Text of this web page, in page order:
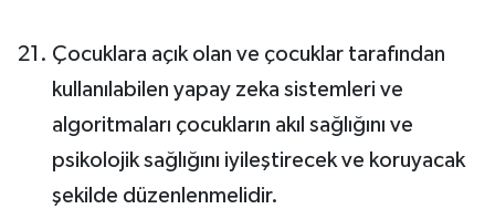
Çocuklara açık olan ve çocuklar tarafından
kullanılabilen yapay zeka sistemleri ve
algoritmaları çocukların akıl sağlığını ve
psikolojik sağlığını iyileştirecek ve koruyacak
şekilde düzenlenmelidir.